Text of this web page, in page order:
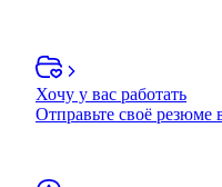
Хочу у вас работать
Отправьте своё